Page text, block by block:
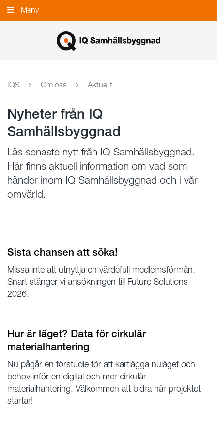
Gå
till
Meny
IQS Om oss Aktuellt
Nyheter från IQ
Samhällsbyggnad
Läs senaste nytt från IQ Samhällsbyggnad.
Här finns aktuell information om vad som
händer inom IQ Samhällsbyggnad och i vår
omvärld.
Sista chansen att söka!
Missa inte att utnyttja en värdefull medlemsförmån.
Snart stänger vi ansökningen till Future Solutions
2026.
Hur är läget? Data för cirkulär
materialhantering
Nu pågår en förstudie för att kartlägga nuläget och
behov inför en digital och mer cirkulär
materialhantering. Välkommen att bidra när projektet
startar!